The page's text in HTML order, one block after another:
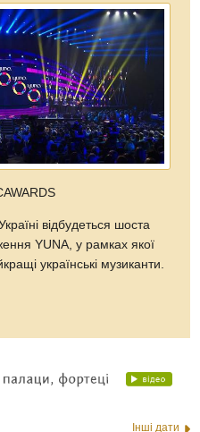
відбудеться шоста
YUNA, у рамках якої
українські музиканти.
Інші дати